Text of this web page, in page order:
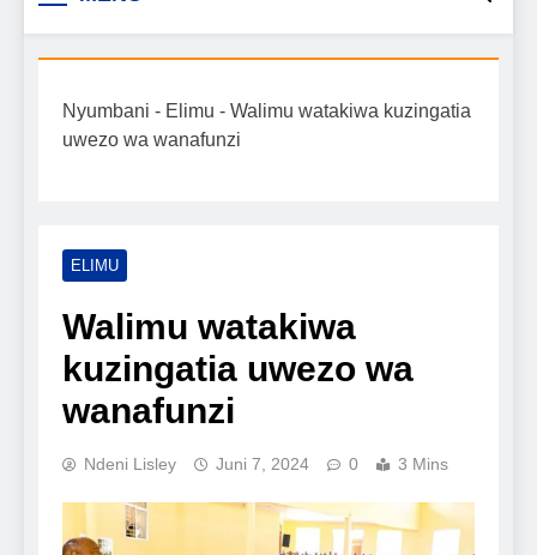
Tanzania
kilimo, mitindo, na burudani kwa Kiswahili,
mafanikio yako.
Nyumbani - Elimu - Walimu watakiwa kuzingatia
uwezo wa wanafunzi
ELIMU
Walimu watakiwa
kuzingatia uwezo wa
wanafunzi
Ndeni Lisley Juni 7, 2024 0 3 Mins